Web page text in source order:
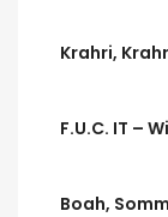
Krahri,
F.U.C. IT –
Boah,